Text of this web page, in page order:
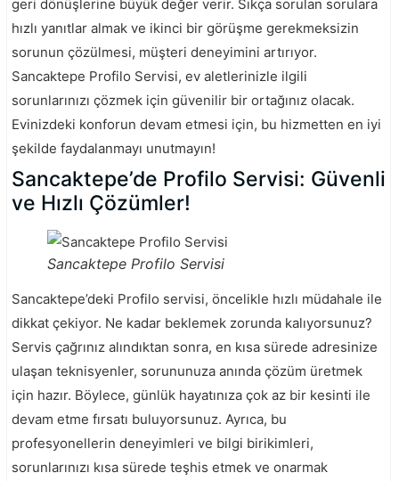
geri dönüşlerine büyük değer verir. Sıkça sorulan sorulara
hızlı yanıtlar almak ve ikinci bir görüşme gerekmeksizin
sorunun çözülmesi, müşteri deneyimini artırıyor.
Sancaktepe Profilo Servisi, ev aletlerinizle ilgili
sorunlarınızı çözmek için güvenilir bir ortağınız olacak.
Evinizdeki konforun devam etmesi için, bu hizmetten en iyi
şekilde faydalanmayı unutmayın!
Sancaktepe’de Profilo Servisi: Güvenli
ve Hızlı Çözümler!
Sancaktepe Profilo Servisi
Sancaktepe’deki Profilo servisi, öncelikle hızlı müdahale ile
dikkat çekiyor. Ne kadar beklemek zorunda kalıyorsunuz?
Servis çağrınız alındıktan sonra, en kısa sürede adresinize
ulaşan teknisyenler, sorununuza anında çözüm üretmek
için hazır. Böylece, günlük hayatınıza çok az bir kesinti ile
devam etme fırsatı buluyorsunuz. Ayrıca, bu
profesyonellerin deneyimleri ve bilgi birikimleri,
sorunlarınızı kısa sürede teşhis etmek ve onarmak